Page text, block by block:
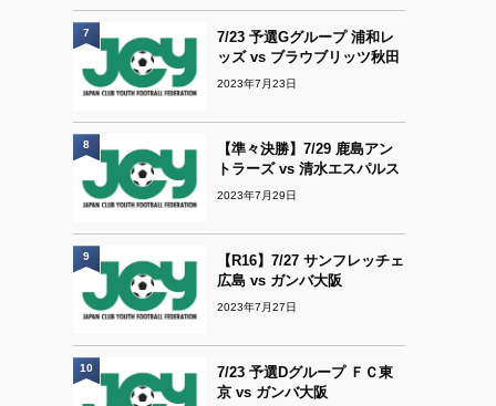
7/23 予選Gグループ 浦和レ
ッズ vs ブラウブリッツ秋田
2023年7月23日
7
【準々決勝】7/29 鹿島アン
トラーズ vs 清水エスパルス
2023年7月29日
8
【R16】7/27 サンフレッチェ
広島 vs ガンバ大阪
2023年7月27日
9
7/23 予選Dグループ ＦＣ東
京 vs ガンバ大阪
10